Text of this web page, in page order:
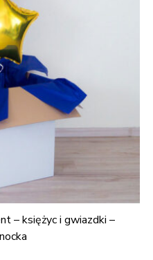
– księżyc i gwiazdki –